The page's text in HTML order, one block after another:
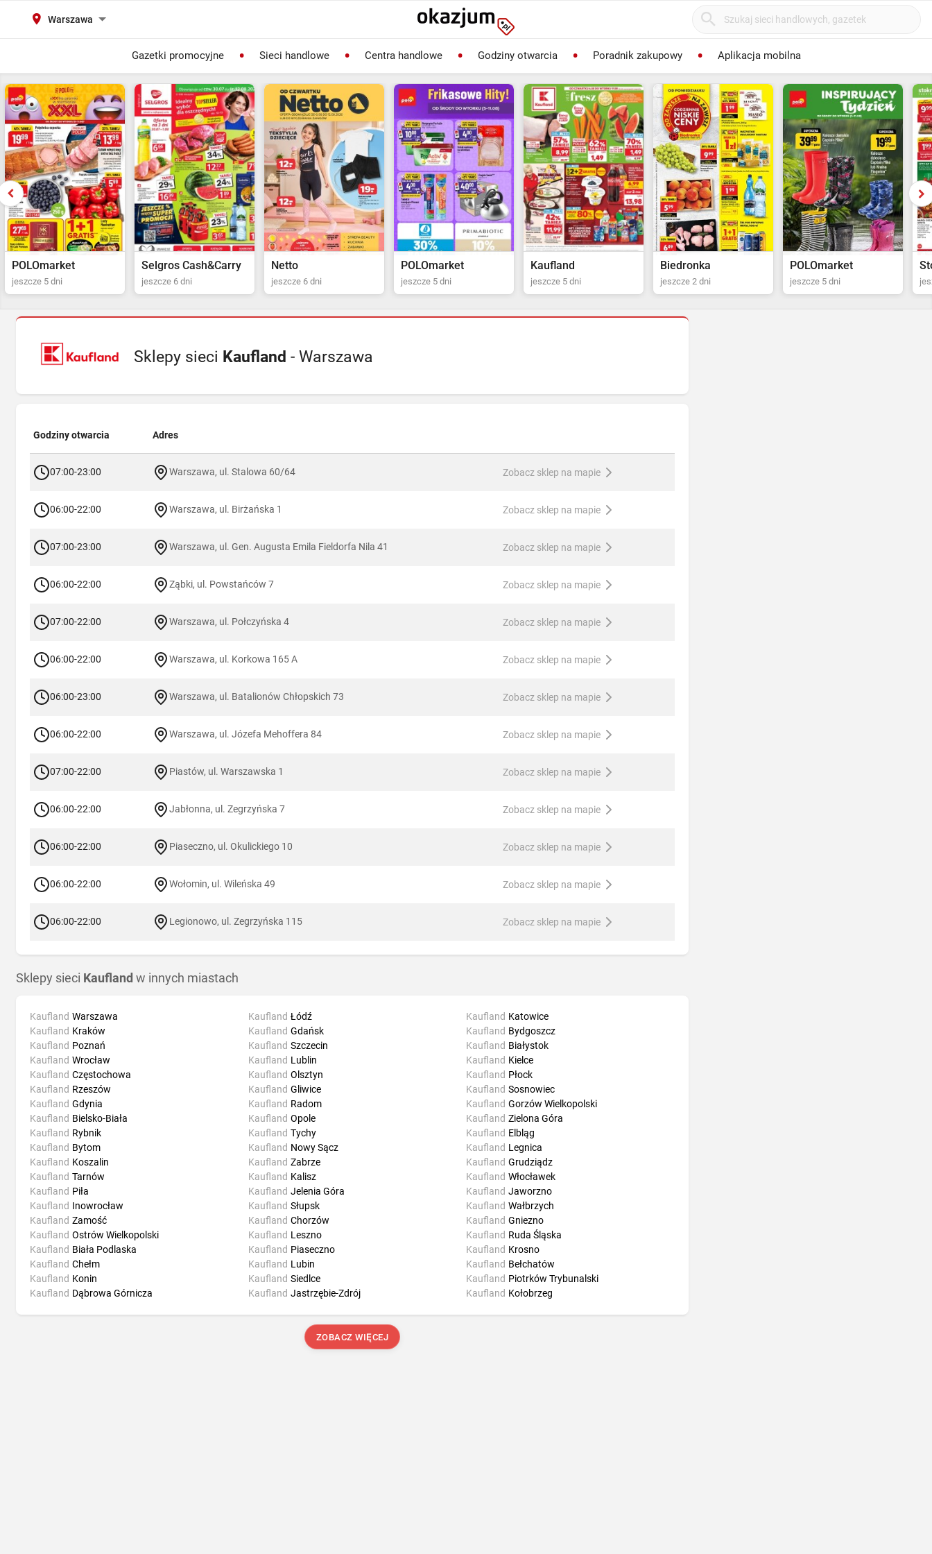
Warszawa
Gazetki promocyjne Sieci handlowe Centra handlowe Godziny otwarcia Poradnik zakupowy Aplikacja mobilna
Selgros Cash&Carry
jeszcze 6 dni
Netto
jeszcze 6 dni
POLOmarket
jeszcze 5 dni
Kaufland
jeszcze 5 dni
Biedronka
jeszcze 2 dni
POLOmarket
jeszcze 5 dni jeszcze 6 dni
Sklepy sieci Kaufland - Warszawa
Godziny otwarcia Adres
07:00-23:00 Warszawa, ul. Stalowa 60/64 Zobacz sklep na mapie
06:00-22:00 Warszawa, ul. Birżańska 1 Zobacz sklep na mapie
07:00-23:00 Warszawa, ul. Gen. Augusta Emila Fieldorfa Nila 41 Zobacz sklep na mapie
06:00-22:00 Ząbki, ul. Powstańców 7 Zobacz sklep na mapie
07:00-22:00 Warszawa, ul. Połczyńska 4 Zobacz sklep na mapie
06:00-22:00 Warszawa, ul. Korkowa 165 A Zobacz sklep na mapie
06:00-23:00 Warszawa, ul. Batalionów Chłopskich 73 Zobacz sklep na mapie
06:00-22:00 Warszawa, ul. Józefa Mehoffera 84 Zobacz sklep na mapie
07:00-22:00 Piastów, ul. Warszawska 1 Zobacz sklep na mapie
06:00-22:00 Jabłonna, ul. Zegrzyńska 7 Zobacz sklep na mapie
06:00-22:00 Piaseczno, ul. Okulickiego 10 Zobacz sklep na mapie
06:00-22:00 Wołomin, ul. Wileńska 49 Zobacz sklep na mapie
06:00-22:00 Legionowo, ul. Zegrzyńska 115 Zobacz sklep na mapie
Sklepy sieci Kaufland w innych miastach
Kaufland Warszawa
Kaufland Kraków
Kaufland Poznań
Kaufland Wrocław
Kaufland Łódź
Kaufland Gdańsk
Kaufland Szczecin
Kaufland Lublin
Kaufland Katowice
Kaufland Bydgoszcz
Kaufland Białystok
Kaufland Kielce
Kaufland Częstochowa
Kaufland Rzeszów
Kaufland Gdynia
Kaufland Bielsko-Biała
Kaufland Olsztyn
Kaufland Gliwice
Kaufland Radom
Kaufland Opole
Kaufland Płock
Kaufland Sosnowiec
Kaufland Gorzów Wielkopolski
Kaufland Zielona Góra
Kaufland Rybnik
Kaufland Bytom
Kaufland Koszalin
Kaufland Tarnów
Kaufland Tychy
Kaufland Nowy Sącz
Kaufland Zabrze
Kaufland Kalisz
Kaufland Elbląg
Kaufland Legnica
Kaufland Grudziądz
Kaufland Włocławek
Kaufland Piła
Kaufland Inowrocław
Kaufland Zamość
Kaufland Ostrów Wielkopolski
Kaufland Jelenia Góra
Kaufland Słupsk
Kaufland Chorzów
Kaufland Leszno
Kaufland Jaworzno
Kaufland Wałbrzych
Kaufland Gniezno
Kaufland Ruda Śląska
Kaufland Biała Podlaska
Kaufland Chełm
Kaufland Konin
Kaufland Dąbrowa Górnicza
Kaufland Piaseczno
Kaufland Lubin
Kaufland Siedlce
Kaufland Jastrzębie-Zdrój
Kaufland Krosno
Kaufland Bełchatów
Kaufland Piotrków Trybunalski
Kaufland Kołobrzeg
ZOBACZ WIĘCEJ